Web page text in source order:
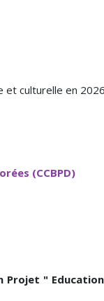
et culturelle en 2026
(CCBPD)
Projet "